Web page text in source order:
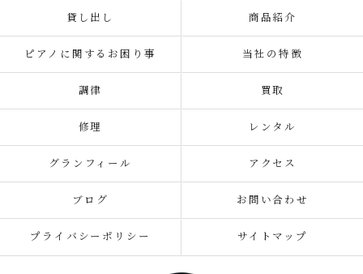
貸し出し 商品紹介
ピアノに関するお困り事 当社の特徴
調律 買取
修理 レンタル
グランフィール アクセス
ブログ お問い合わせ
プライバシーポリシー サイトマップ